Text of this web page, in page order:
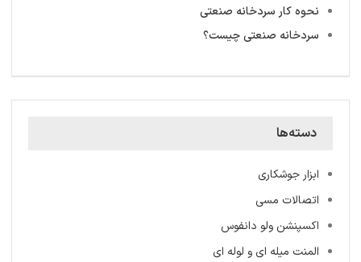
نحوه کار سردخانه صنعتی
سردخانه‌ صنعتی چیست؟
دسته‌ها
ابزار جوشکاری
اتصالات مسی
اکسپنشن ولو دانفوس
المنت میله ‌ای و لوله ای